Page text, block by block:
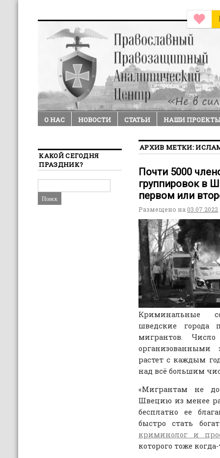
О НАС НОВОСТИ СТАТЬИ НАШИ
АРХИВ МЕТКИ:
Почти 5000
группировок в
первом или
Размещено на 03.07.2022
Криминальные
шведские города
мигрантов.
организованными
растет с каждым
над всё большим
«Мигрантам не
Швецию из менее
бесплатно ее
быстро стать
криминолог и
которого тоже
КАКОЙ СЕГОДНЯ
ПРАЗДНИК?